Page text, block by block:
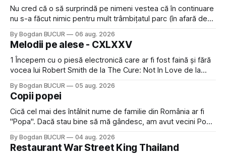
Nu cred că o să surprindă pe nimeni vestea că în continuare
nu s-a făcut nimic pentru mult trâmbițatul parc (în afară de
timp pui și latră prin gard la lumea care trece prin zonă). Am
avut, în schimb, o belea
By Bogdan BUCUR 06 aug. 2026
Melodii pe alese - CXLXXV
1 Începem cu o piesă electronică care ar fi fost faină și fără
vocea lui Robert Smith de la The Cure: Not In Love de la
a dovedit că jumătatea masculină a acelui duo era cam
dubioasă...) 2. Băgăm la
By Bogdan BUCUR 05 aug. 2026
Copii popei
Cică cel mai des întâlnit nume de familie din România ar fi
"Popa". Dacă stau bine să mă gândesc, am avut vecini Popa
Dexonline spune de etimologia termenului de popă că ar
veni din slava veche, popŭ,
By Bogdan BUCUR 04 aug. 2026
Restaurant War Street King Thailand